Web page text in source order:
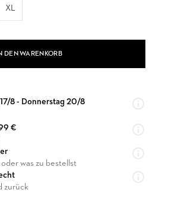
XL
DEN WARENKORB
8 - Donnerstag 20/8
€
was zu bestellst
zurück